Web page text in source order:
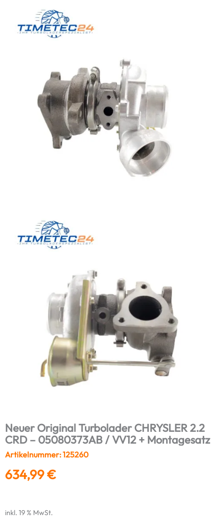
Neuer Original Turbolader CHRYSLER 2.2
CRD – 05080373AB / VV12 + Montagesatz
Artikelnummer: 125260
634,99€
inkl. 19 % MwSt.